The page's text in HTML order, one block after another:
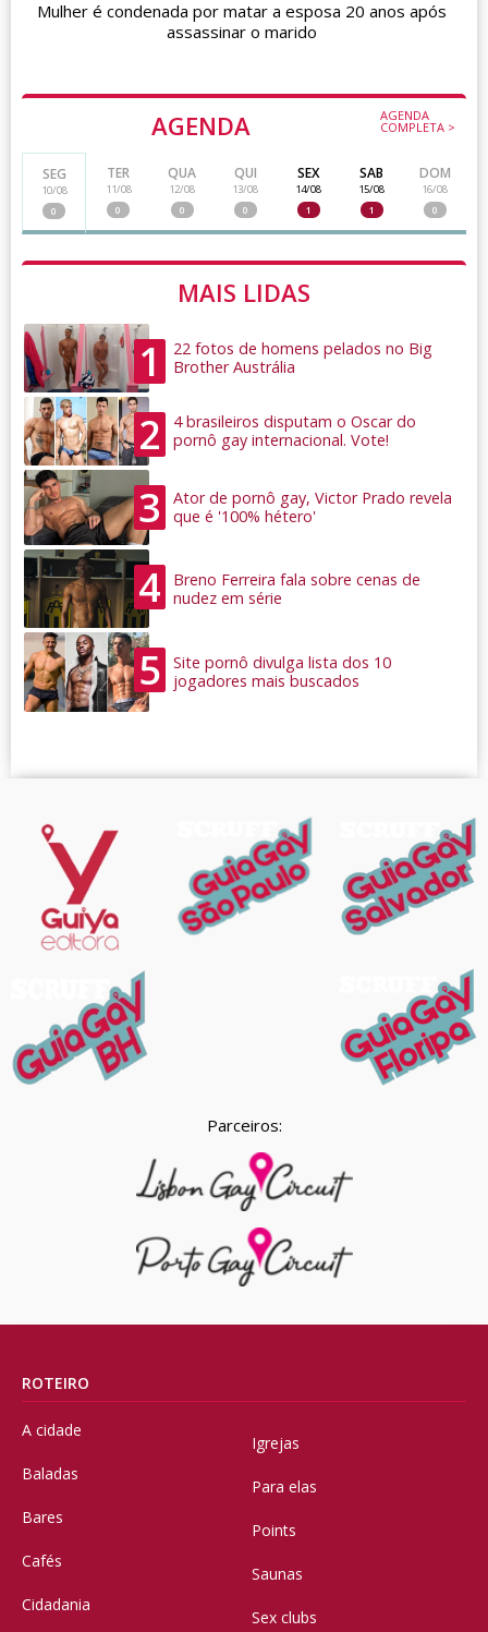
AGENDA AGENDA
COMPLETA >
SEG
10/08
0
TER
11/08
0
QUA
12/08
0
QUI
13/08
0
SEX
14/08
1
SAB
15/08
1
DOM
16/08
0
MAIS LIDAS
1
22 fotos de homens pelados no Big
Brother Austrália
2
4 brasileiros disputam o Oscar do
pornô gay internacional. Vote!
3
Ator de pornô gay, Victor Prado revela
que é '100% hétero'
4
Breno Ferreira fala sobre cenas de
nudez em série
5
Site pornô divulga lista dos 10
jogadores mais buscados
Mulher é condenada por matar a esposa 20 anos após
assassinar o marido
Parceiros:
ROTEIRO
A cidade
Baladas
Bares
Cafés
Cidadania
Igrejas
Para elas
Points
Saunas
Sex clubs